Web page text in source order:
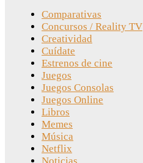
Comparativas
Concursos / Reality TV
Creatividad
Cuídate
Estrenos de cine
Juegos
Juegos Consolas
Juegos Online
Libros
Memes
Música
Netflix